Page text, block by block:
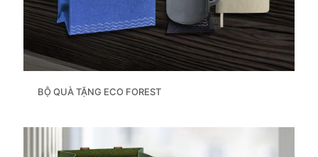
BỘ QUÀ TẶNG ECO FOREST